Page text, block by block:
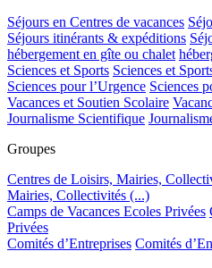
Séjours en Centres de vacances
Séjours itinérants & expéditions
hébergement en gîte ou chalet
Sciences et Sports Sciences et
Sciences pour l’Urgence Sciences
Vacances et Soutien Scolaire
Journalisme Scientifique
Groupes
Centres de Loisirs, Mairies,
Mairies, Collectivités (...)
Camps de Vacances Ecoles Privées
Privées
Comités d’Entreprises Comités